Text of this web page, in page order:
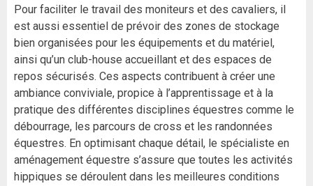
Pour faciliter le travail des moniteurs et des cavaliers, il
est aussi essentiel de prévoir des zones de stockage
bien organisées pour les équipements et du matériel,
ainsi qu’un club-house accueillant et des espaces de
repos sécurisés. Ces aspects contribuent à créer une
ambiance conviviale, propice à l’apprentissage et à la
pratique des différentes disciplines équestres comme le
débourrage, les parcours de cross et les randonnées
équestres. En optimisant chaque détail, le spécialiste en
aménagement équestre s’assure que toutes les activités
hippiques se déroulent dans les meilleures conditions